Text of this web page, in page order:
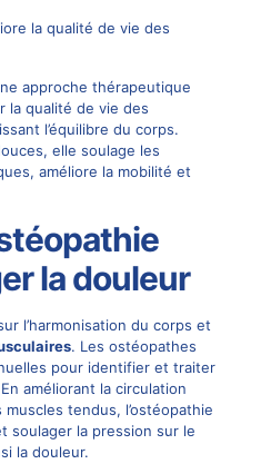
la qualité de vie des
approche thérapeutique
la qualité de vie des
l’équilibre du corps.
elle soulage les
améliore la mobilité et
la douleur
l’harmonisation du corps et
. Les ostéopathes
pour identifier et traiter
améliorant la circulation
tendus, l’ostéopathie
soulager la pression sur le
la douleur.